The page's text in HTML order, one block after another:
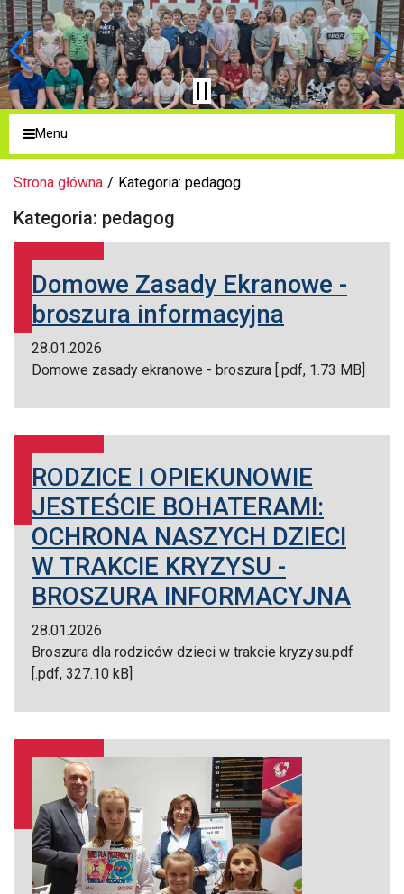
Menu
Strona główna Kategoria: pedagog
Kategoria: pedagog
Domowe Zasady Ekranowe -
broszura informacyjna
28.01.2026
Domowe zasady ekranowe - broszura [.pdf, 1.73 MB]
RODZICE I OPIEKUNOWIE
JESTEŚCIE BOHATERAMI:
OCHRONA NASZYCH DZIECI
W TRAKCIE KRYZYSU -
BROSZURA INFORMACYJNA
28.01.2026
Broszura dla rodziców dzieci w trakcie kryzysu.pdf
[.pdf, 327.10 kB]